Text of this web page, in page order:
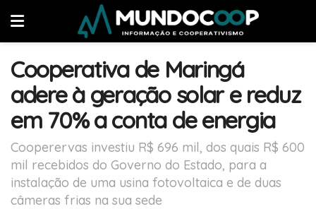
Cooperativa de Maringá
adere à geração solar e reduz
em 70% a conta de energia
Cooperervas investiu R$ 696 mil, dos quais R$ 600
mil recebidos do Governo do Estado, para a
instalação de uma usina fotovoltaica e de duas
câmeras frias na sua sede